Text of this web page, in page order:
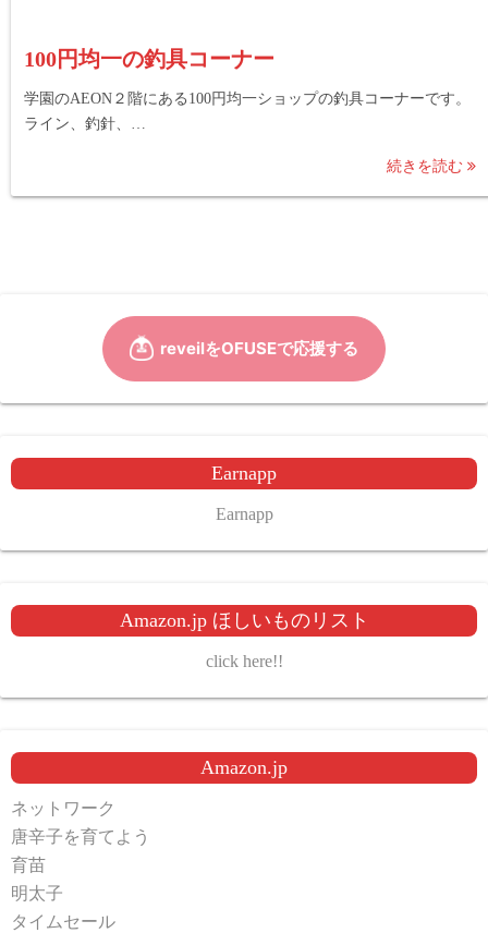
100円均一の釣具コーナー
学園のAEON２階にある100円均一ショップの釣具コーナーです。
ライン、釣針、…
続きを読む
Earnapp
Earnapp
Amazon.jp ほしいものリスト
click here!!
Amazon.jp
ネットワーク
唐辛子を育てよう
育苗
明太子
タイムセール